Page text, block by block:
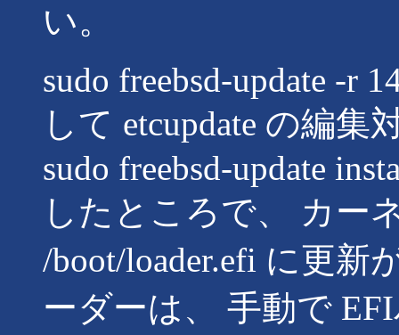
い。
sudo freebsd-update -r
して etcupdate の編集
sudo freebsd-update
したところで、 カー
/boot/loader.efi に更新
ーダーは、 手動で